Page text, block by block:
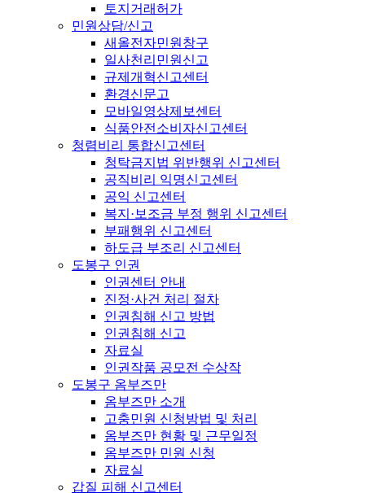
토지거래허가
민원상담/신고
새올전자민원창구
일사천리민원신고
규제개혁신고센터
환경신문고
모바일영상제보센터
식품안전소비자신고센터
청렴비리 통합신고센터
청탁금지법 위반행위 신고센터
공직비리 익명신고센터
공익 신고센터
복지·보조금 부정 행위 신고센터
부패행위 신고센터
하도급 부조리 신고센터
도봉구 인권
인권센터 안내
진정·사건 처리 절차
인권침해 신고 방법
인권침해 신고
자료실
인권작품 공모전 수상작
도봉구 옴부즈만
옴부즈만 소개
고충민원 신청방법 및 처리
옴부즈만 현황 및 근무일정
옴부즈만 민원 신청
자료실
갑질 피해 신고센터